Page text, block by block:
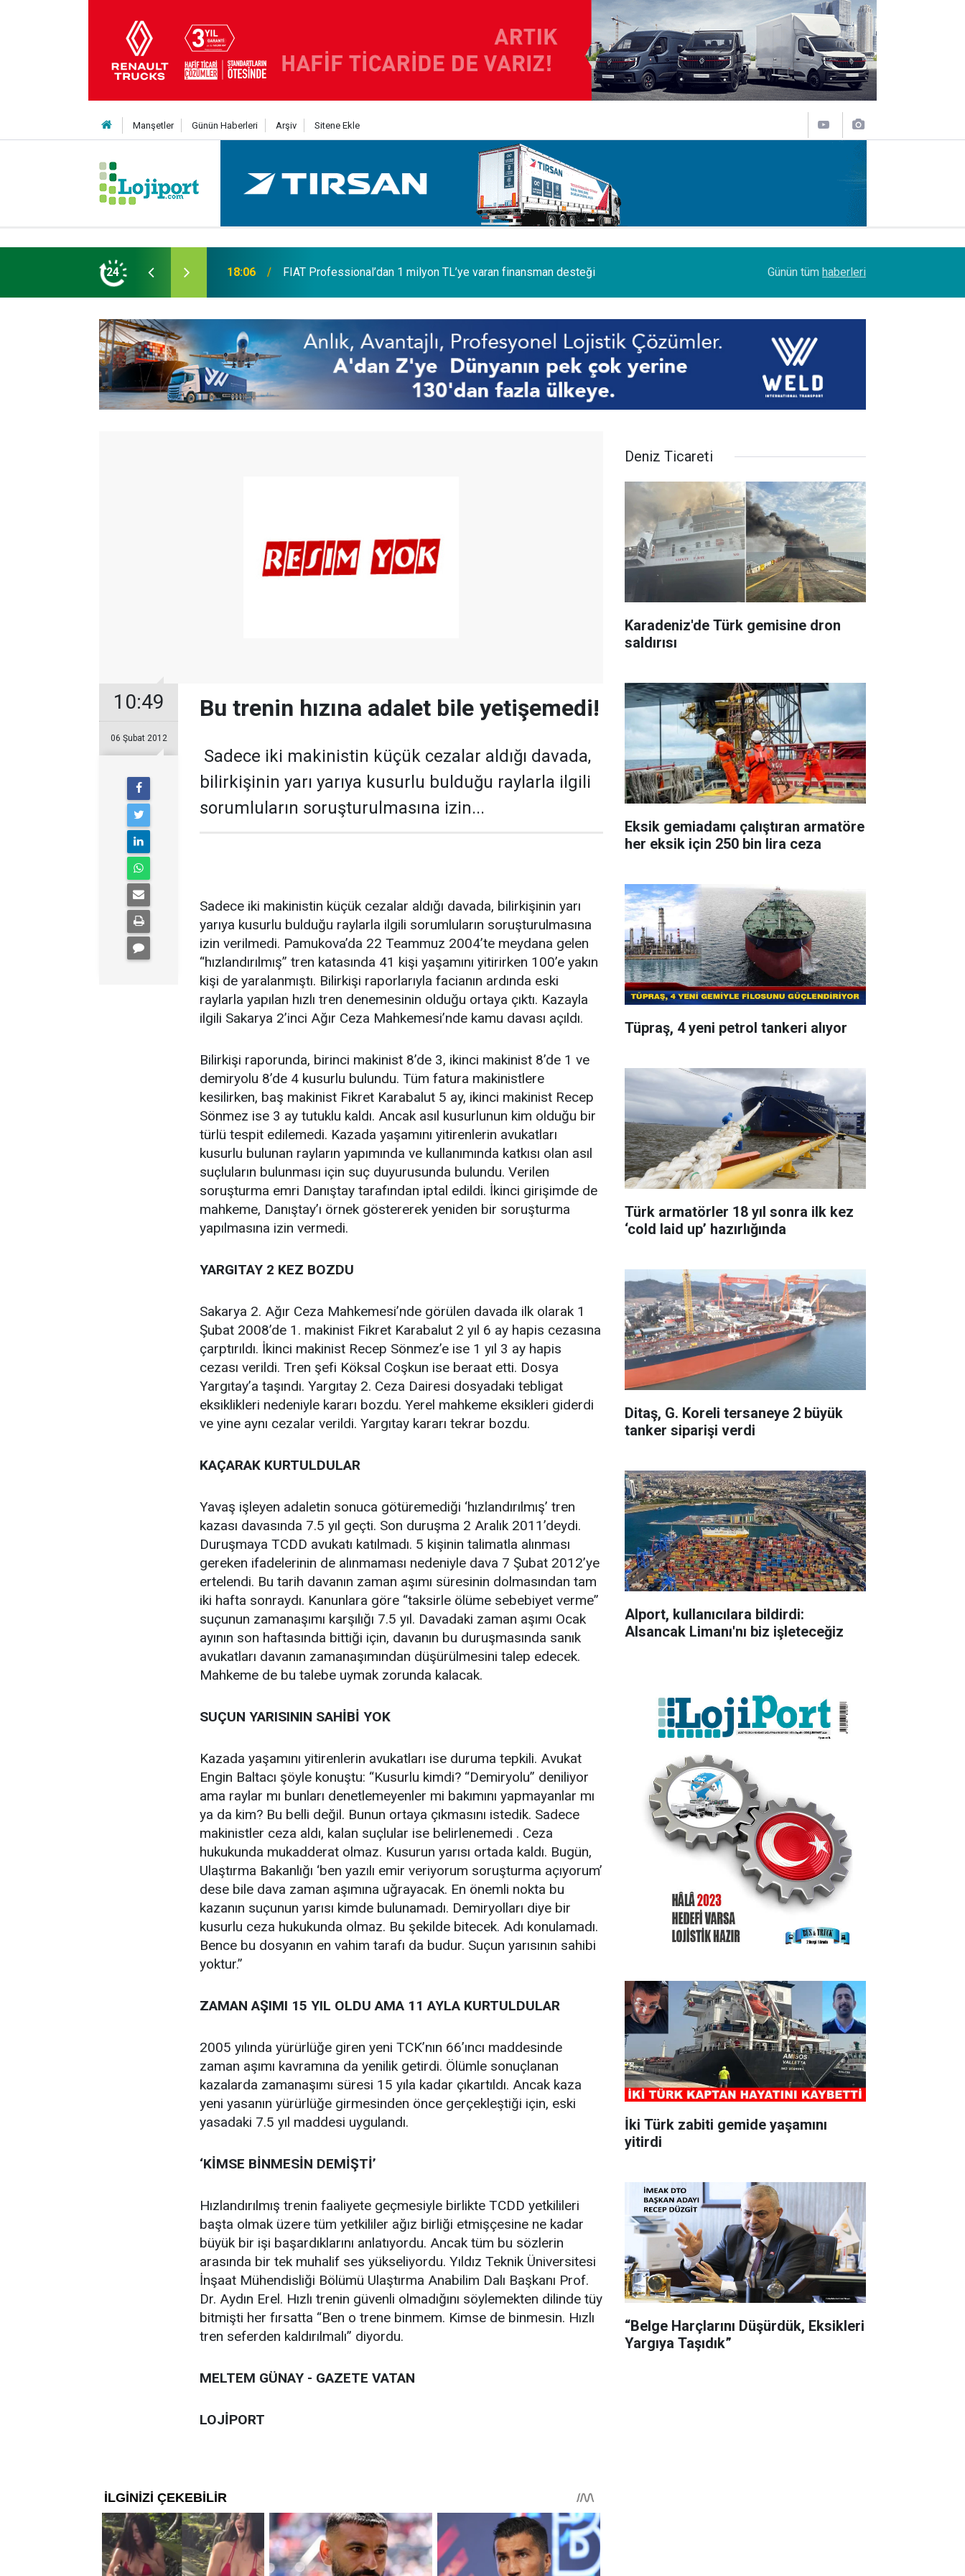
Manşetler Günün Haberleri Arşiv Sitene Ekle
24
varan finansman desteği 17:57 Ege'nin ilk Renault Trucks Master Red EDITION'ı ÖKN Lojistik filosunda DSV Türkiye’de bayrak değişimi
Günün tüm haberleri
10:49
06 Şubat 2012
Bu trenin hızına adalet bile yetişemedi!
Sadece iki makinistin küçük cezalar aldığı davada,
bilirkişinin yarı yarıya kusurlu bulduğu raylarla ilgili
sorumluların soruşturulmasına izin...
Sadece iki makinistin küçük cezalar aldığı davada, bilirkişinin yarı
yarıya kusurlu bulduğu raylarla ilgili sorumluların soruşturulmasına
izin verilmedi. Pamukova’da 22 Teammuz 2004’te meydana gelen
“hızlandırılmış” tren katasında 41 kişi yaşamını yitirirken 100’e yakın
kişi de yaralanmıştı. Bilirkişi raporlarıyla facianın ardında eski
raylarla yapılan hızlı tren denemesinin olduğu ortaya çıktı. Kazayla
ilgili Sakarya 2’inci Ağır Ceza Mahkemesi’nde kamu davası açıldı.
Bilirkişi raporunda, birinci makinist 8’de 3, ikinci makinist 8’de 1 ve
demiryolu 8’de 4 kusurlu bulundu. Tüm fatura makinistlere
kesilirken, baş makinist Fikret Karabalut 5 ay, ikinci makinist Recep
Sönmez ise 3 ay tutuklu kaldı. Ancak asıl kusurlunun kim olduğu bir
türlü tespit edilemedi. Kazada yaşamını yitirenlerin avukatları
kusurlu bulunan rayların yapımında ve kullanımında katkısı olan asıl
suçluların bulunması için suç duyurusunda bulundu. Verilen
soruşturma emri Danıştay tarafından iptal edildi. İkinci girişimde de
mahkeme, Danıştay’ı örnek göstererek yeniden bir soruşturma
yapılmasına izin vermedi.
YARGITAY 2 KEZ BOZDU
Sakarya 2. Ağır Ceza Mahkemesi’nde görülen davada ilk olarak 1
Şubat 2008’de 1. makinist Fikret Karabalut 2 yıl 6 ay hapis cezasına
çarptırıldı. İkinci makinist Recep Sönmez’e ise 1 yıl 3 ay hapis
cezası verildi. Tren şefi Köksal Coşkun ise beraat etti. Dosya
Yargıtay’a taşındı. Yargıtay 2. Ceza Dairesi dosyadaki tebligat
eksiklikleri nedeniyle kararı bozdu. Yerel mahkeme eksikleri giderdi
ve yine aynı cezalar verildi. Yargıtay kararı tekrar bozdu.
KAÇARAK KURTULDULAR
Yavaş işleyen adaletin sonuca götüremediği ‘hızlandırılmış’ tren
kazası davasında 7.5 yıl geçti. Son duruşma 2 Aralık 2011’deydi.
Duruşmaya TCDD avukatı katılmadı. 5 kişinin talimatla alınması
gereken ifadelerinin de alınmaması nedeniyle dava 7 Şubat 2012’ye
ertelendi. Bu tarih davanın zaman aşımı süresinin dolmasından tam
iki hafta sonraydı. Kanunlara göre “taksirle ölüme sebebiyet verme”
suçunun zamanaşımı karşılığı 7.5 yıl. Davadaki zaman aşımı Ocak
ayının son haftasında bittiği için, davanın bu duruşmasında sanık
avukatları davanın zamanaşımından düşürülmesini talep edecek.
Mahkeme de bu talebe uymak zorunda kalacak.
SUÇUN YARISININ SAHİBİ YOK
Kazada yaşamını yitirenlerin avukatları ise duruma tepkili. Avukat
Engin Baltacı şöyle konuştu: “Kusurlu kimdi? “Demiryolu” deniliyor
ama raylar mı bunları denetlemeyenler mi bakımını yapmayanlar mı
ya da kim? Bu belli değil. Bunun ortaya çıkmasını istedik. Sadece
makinistler ceza aldı, kalan suçlular ise belirlenemedi . Ceza
hukukunda mukadderat olmaz. Kusurun yarısı ortada kaldı. Bugün,
Ulaştırma Bakanlığı ‘ben yazılı emir veriyorum soruşturma açıyorum’
dese bile dava zaman aşımına uğrayacak. En önemli nokta bu
kazanın suçunun yarısı kimde bulunamadı. Demiryolları diye bir
kusurlu ceza hukukunda olmaz. Bu şekilde bitecek. Adı konulamadı.
Bence bu dosyanın en vahim tarafı da budur. Suçun yarısının sahibi
yoktur.”
ZAMAN AŞIMI 15 YIL OLDU AMA 11 AYLA KURTULDULAR
2005 yılında yürürlüğe giren yeni TCK’nın 66’ıncı maddesinde
zaman aşımı kavramına da yenilik getirdi. Ölümle sonuçlanan
kazalarda zamanaşımı süresi 15 yıla kadar çıkartıldı. Ancak kaza
yeni yasanın yürürlüğe girmesinden önce gerçekleştiği için, eski
yasadaki 7.5 yıl maddesi uygulandı.
‘KİMSE BİNMESİN DEMİŞTİ’
Hızlandırılmış trenin faaliyete geçmesiyle birlikte TCDD yetkilileri
başta olmak üzere tüm yetkililer ağız birliği etmişçesine ne kadar
büyük bir işi başardıklarını anlatıyordu. Ancak tüm bu sözlerin
arasında bir tek muhalif ses yükseliyordu. Yıldız Teknik Üniversitesi
İnşaat Mühendisliği Bölümü Ulaştırma Anabilim Dalı Başkanı Prof.
Dr. Aydın Erel. Hızlı trenin güvenli olmadığını söylemekten dilinde tüy
bitmişti her fırsatta “Ben o trene binmem. Kimse de binmesin. Hızlı
tren seferden kaldırılmalı” diyordu.
MELTEM GÜNAY - GAZETE VATAN
LOJİPORT
Deniz Ticareti
Karadeniz'de Türk gemisine dron
saldırısı
Eksik gemiadamı çalıştıran armatöre
her eksik için 250 bin lira ceza
Tüpraş, 4 yeni petrol tankeri alıyor
Türk armatörler 18 yıl sonra ilk kez
‘cold laid up’ hazırlığında
Ditaş, G. Koreli tersaneye 2 büyük
tanker siparişi verdi
Alport, kullanıcılara bildirdi:
Alsancak Limanı'nı biz işleteceğiz
İki Türk zabiti gemide yaşamını
yitirdi
“Belge Harçlarını Düşürdük, Eksikleri
Yargıya Taşıdık”